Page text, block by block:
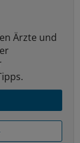
Ärzte und